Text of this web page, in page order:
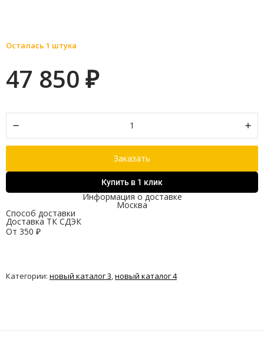
Осталась 1 штука
47 850 ₽
Заказать
Купить в 1 клик
Информация о доставке
Москва
Способ доставки
Доставка ТК СДЭК
От 350 ₽
Категории: новый каталог 3 новый каталог 4